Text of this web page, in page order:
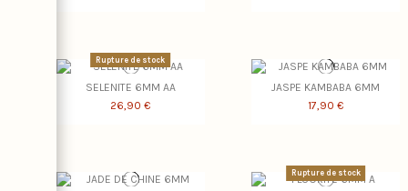
Rupture de stock
SELENITE 6MM AA
26,90 €
JASPE KAMBABA 6MM
17,90 €
Rupture de stock